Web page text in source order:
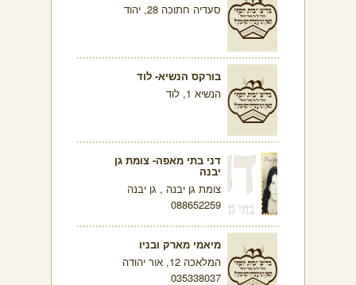
סעדיה חתוכה 28, יהוד
בורקס הנשיא- לוד
הנשיא 1, לוד
דני בתי מאפה- צומת גן
יבנה
צומת גן יבנה , גן יבנה
088652259
מיאמי מארק ובניו
המלאכה 12, אור יהודה
035338037